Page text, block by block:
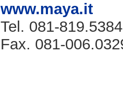
www.maya.it
Tel. 081-819.5384
Fax. 081-